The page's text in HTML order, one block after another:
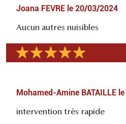
Joana FEVRE le 20/03/2024
Aucun autres nuisibles
Mohamed-Amine BATAILLE le
intervention très rapide